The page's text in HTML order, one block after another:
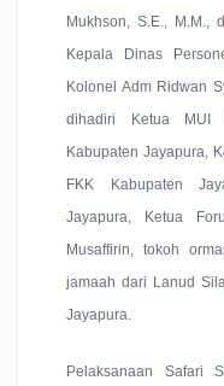
Mukhson, S.E., M.M.,
Kepala Dinas
Kolonel Adm Ridwan
dihadiri Ketua MUI
Kabupaten Jayapura,
FKK Kabupaten
Jayapura, Ketua
Musaffirin, tokoh
jamaah dari Lanud
Jayapura.
Pelaksanaan Safari